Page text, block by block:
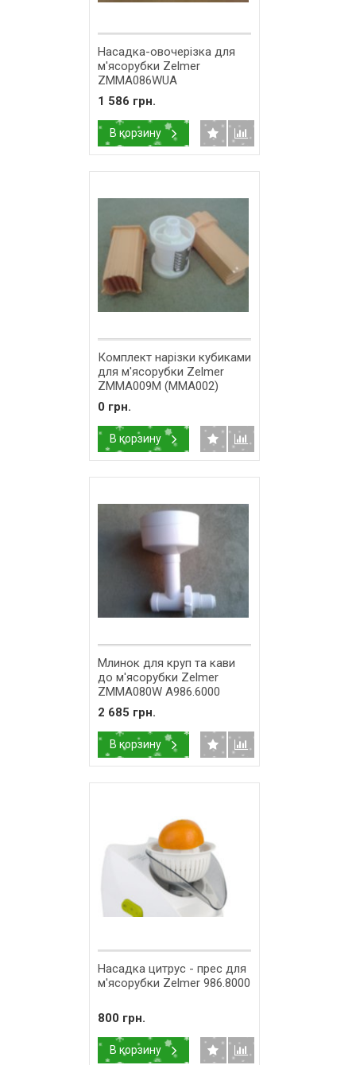
Насадка-овочерізка для
м'ясорубки Zelmer
ZMMA086WUA
(A9867000.04) 11002232
1 586 грн.
В корзину
Комплект нарізки кубиками
для м'ясорубки Zelmer
ZMMA009M (MMA002)
11002222
0 грн.
В корзину
Млинок для круп та кави
до м'ясорубки Zelmer
ZMMA080W A986.6000
578107
2 685 грн.
В корзину
Насадка цитрус - прес для
м'ясорубки Zelmer 986.8000
800 грн.
В корзину